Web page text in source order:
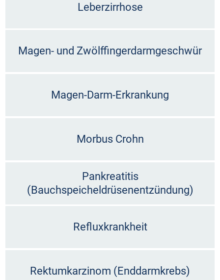
Leberzirrhose
Magen- und Zwölffingerdarmgeschwür
Magen-Darm-Erkrankung
Morbus Crohn
Pankreatitis
(Bauchspeicheldrüsenentzündung)
Refluxkrankheit
Rektumkarzinom (Enddarmkrebs)